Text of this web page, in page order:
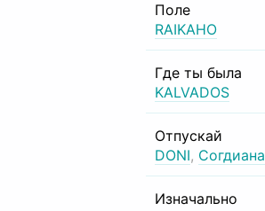
Поле
RAIKAHO
Где ты была
KALVADOS
Отпускай
DONI, Согдиана
Изначально